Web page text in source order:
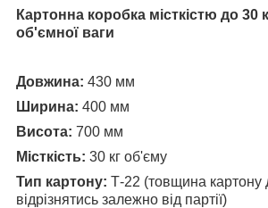
Картонна коробка місткістю до 30
об'ємної ваги
Довжина: 430 мм
Ширина: 400 мм
Висота: 700 мм
Місткість: 30 кг об'єму
Тип картону: Т-22 (товщина
відрізнятись залежно від партії)